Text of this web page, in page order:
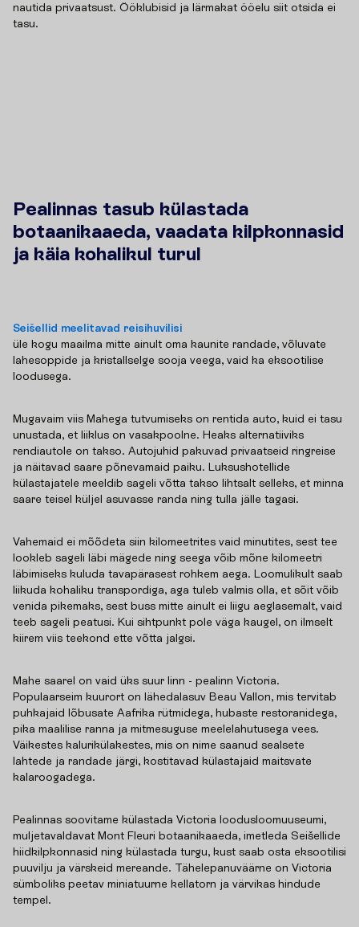
nautida privaatsust. Ööklubisid ja lärmakat ööelu siit otsida ei
tasu.
Pealinnas tasub külastada
botaanikaaeda, vaadata kilpkonnasid
ja käia kohalikul turul
Seišellid meelitavad reisihuvilisi
üle kogu maailma mitte ainult oma kaunite randade, võluvate
lahesoppide ja kristallselge sooja veega, vaid ka eksootilise
loodusega.
Mugavaim viis Mahega tutvumiseks on rentida auto, kuid ei tasu
unustada, et liiklus on vasakpoolne. Heaks alternatiiviks
rendiautole on takso. Autojuhid pakuvad privaatseid ringreise
ja näitavad saare põnevamaid paiku. Luksushotellide
külastajatele meeldib sageli võtta takso lihtsalt selleks, et minna
saare teisel küljel asuvasse randa ning tulla jälle tagasi.
Vahemaid ei mõõdeta siin kilomeetrites vaid minutites, sest tee
lookleb sageli läbi mägede ning seega võib mõne kilomeetri
läbimiseks kuluda tavapärasest rohkem aega. Loomulikult saab
liikuda kohaliku transpordiga, aga tuleb valmis olla, et sõit võib
venida pikemaks, sest buss mitte ainult ei liigu aeglasemalt, vaid
teeb sageli peatusi. Kui sihtpunkt pole väga kaugel, on ilmselt
kiirem viis teekond ette võtta jalgsi.
Mahe saarel on vaid üks suur linn - pealinn Victoria.
Populaarseim kuurort on lähedalasuv Beau Vallon, mis tervitab
puhkajaid lõbusate Aafrika rütmidega, hubaste restoranidega,
pika maalilise ranna ja mitmesuguse meelelahutusega vees.
Väikestes kalurikülakestes, mis on nime saanud sealsete
lahtede ja randade järgi, kostitavad külastajaid maitsvate
kalaroogadega.
Pealinnas soovitame külastada Victoria loodusloomuuseumi,
muljetavaldavat Mont Fleuri botaanikaaeda, imetleda Seišellide
hiidkilpkonnasid ning külastada turgu, kust saab osta eksootilisi
puuvilju ja värskeid mereande. Tähelepanuväärne on Victoria
sümboliks peetav miniatuurne kellatorn ja värvikas hindude
tempel.